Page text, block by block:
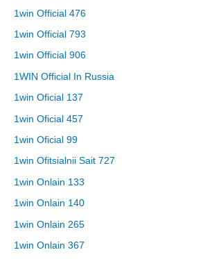
1win Official 476
1win Official 793
1win Official 906
1WIN Official In Russia
1win Oficial 137
1win Oficial 457
1win Oficial 99
1win Ofitsialnii Sait 727
1win Onlain 133
1win Onlain 140
1win Onlain 265
1win Onlain 367